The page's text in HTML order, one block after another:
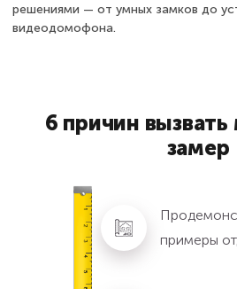
решениями — от умных замков до
видеодомофона.
6 причин вызвать
замер
примеры